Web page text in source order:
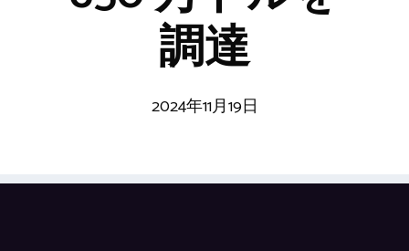
調達
2024年11月19日